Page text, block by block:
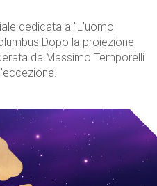
dedicata a "L’uomo
la proiezione
da Massimo Temporelli